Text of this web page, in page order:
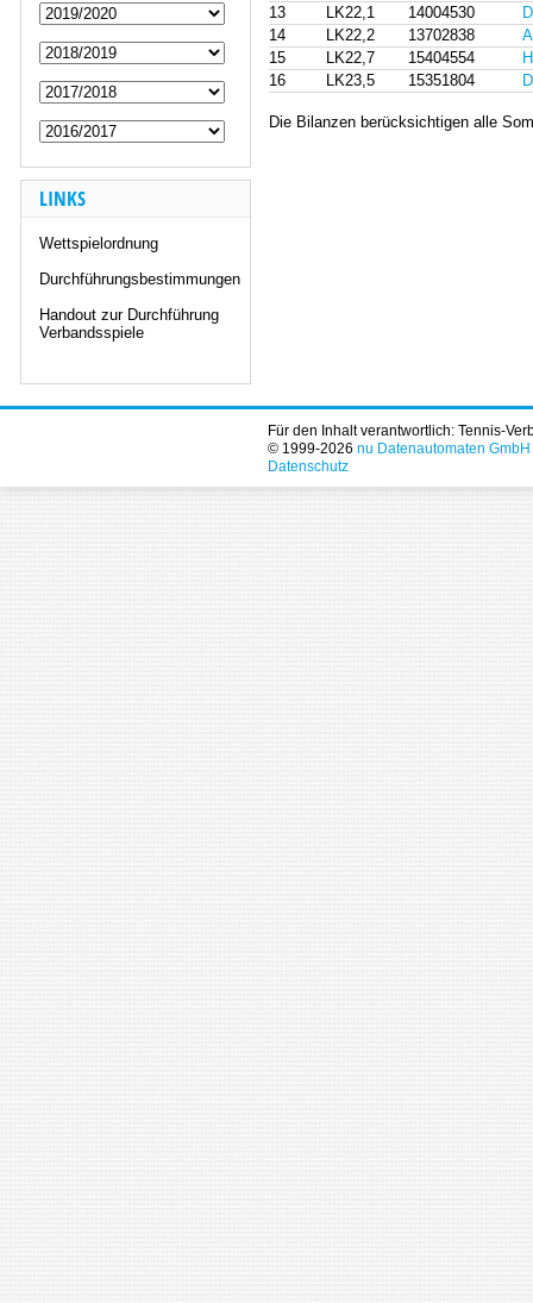
LINKS
Wettspielordnung
Durchführungsbestimmungen
Handout zur Durchführung
Verbandsspiele
13
LK22,1 14004530
14
LK22,2 13702838
15
LK22,7 15404554
16
LK23,5 15351804
Die Bilanzen berücksichtigen alle
Für den Inhalt verantwortlich: Tennis-
© 1999-2026 nu Datenautomaten
Datenschutz